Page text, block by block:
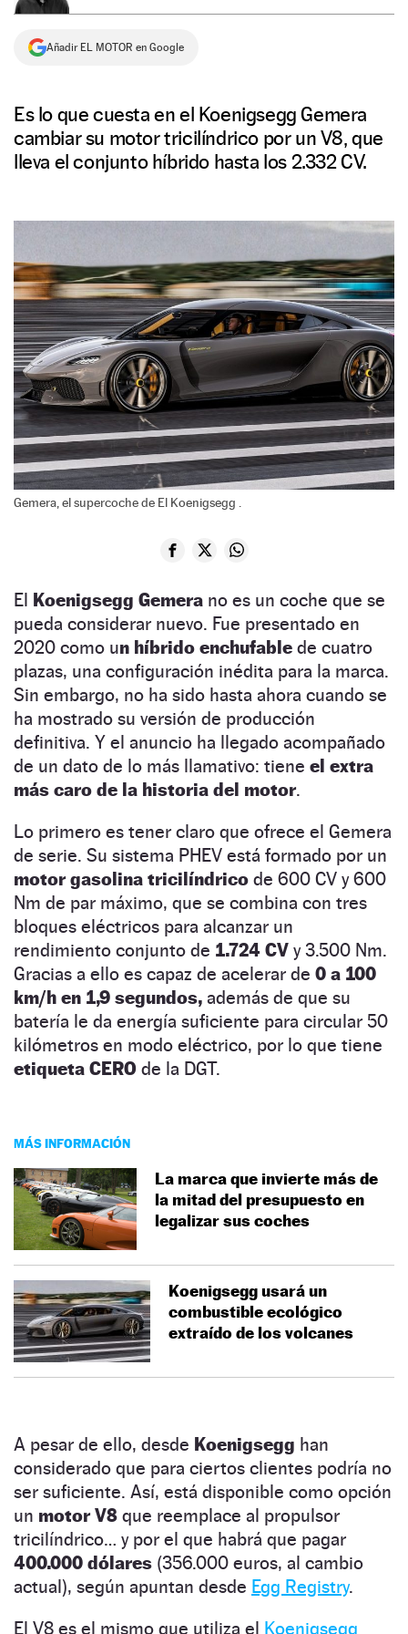
Añadir EL MOTOR en Google
Es lo que cuesta en el Koenigsegg Gemera
cambiar su motor tricilíndrico por un V8, que
lleva el conjunto híbrido hasta los 2.332 CV.
Gemera, el supercoche de El Koenigsegg .
El Koenigsegg Gemera no es un coche que se
pueda considerar nuevo. Fue presentado en
2020 como un híbrido enchufable de cuatro
plazas, una configuración inédita para la marca.
Sin embargo, no ha sido hasta ahora cuando se
ha mostrado su versión de producción
definitiva. Y el anuncio ha llegado acompañado
de un dato de lo más llamativo: tiene el extra
más caro de la historia del motor.
Lo primero es tener claro que ofrece el Gemera
de serie. Su sistema PHEV está formado por un
motor gasolina tricilíndrico de 600 CV y 600
Nm de par máximo, que se combina con tres
bloques eléctricos para alcanzar un
rendimiento conjunto de 1.724 CV y 3.500 Nm.
Gracias a ello es capaz de acelerar de 0 a 100
km/h en 1,9 segundos, además de que su
batería le da energía suficiente para circular 50
kilómetros en modo eléctrico, por lo que tiene
etiqueta CERO de la DGT.
MÁS INFORMACIÓN
La marca que invierte más de
la mitad del presupuesto en
legalizar sus coches
Koenigsegg usará un
combustible ecológico
extraído de los volcanes
A pesar de ello, desde Koenigsegg han
considerado que para ciertos clientes podría no
ser suficiente. Así, está disponible como opción
un motor V8 que reemplace al propulsor
tricilíndrico… y por el que habrá que pagar
400.000 dólares (356.000 euros, al cambio
actual), según apuntan desde Egg Registry.
El V8 es el mismo que utiliza el Koenigsegg